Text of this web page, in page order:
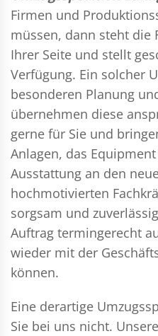
Firmen und
müssen, dann steht die
Ihrer Seite und stellt
Verfügung. Ein solcher
besonderen Planung
übernehmen diese
gerne für Sie und
Anlagen, das
Ausstattung an den
hochmotivierten
sorgsam und
Auftrag termingerecht
wieder mit der
können.
Eine derartige
Sie bei uns nicht.